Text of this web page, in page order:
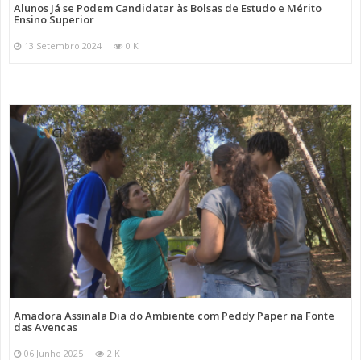
Alunos Já se Podem Candidatar às Bolsas de Estudo e Mérito
Ensino Superior
13 Setembro 2024 0 K
Amadora Assinala Dia do Ambiente com Peddy Paper na Fonte
das Avencas
06 Junho 2025 2 K